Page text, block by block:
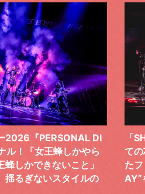
!!!」ロックバンドとし
笑顔と感謝で泳ぎ切っ
DAY2“GOODBYE D
気
レ